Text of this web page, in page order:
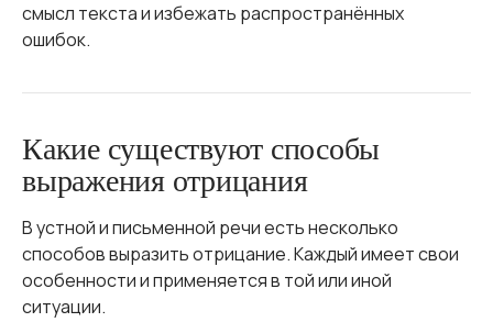
смысл текста и избежать распространённых
ошибок.
Какие существуют способы
выражения отрицания
В устной и письменной речи есть несколько
способов выразить отрицание. Каждый имеет свои
особенности и применяется в той или иной
ситуации.